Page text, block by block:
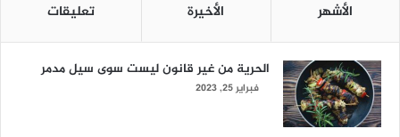
الأشهر الأخيرة تعليقات
الحرية من غير قانون ليست سوى سيل مدمر
فبراير 25, 2023